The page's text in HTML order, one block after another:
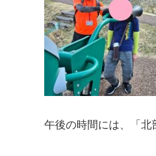
午後の時間には、「北